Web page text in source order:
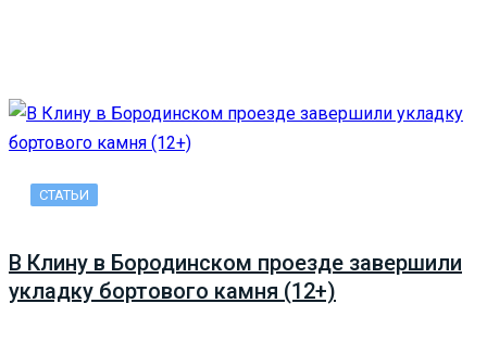
СТАТЬИ
В Клину в Бородинском проезде завершили
укладку бортового камня (12+)